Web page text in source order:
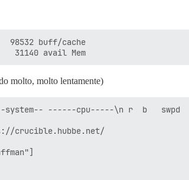
98532 buff/cache
molto, molto lentamente)
------cpu-----\n r  b   swpd   free
crucible.hubbe.net/